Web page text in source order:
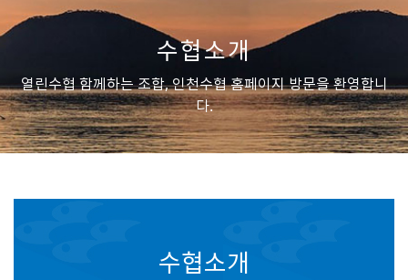
수협소개
열린수협 함께하는 조합, 인천수협 홈페이지 방문을 환영합니
다.
수협소개